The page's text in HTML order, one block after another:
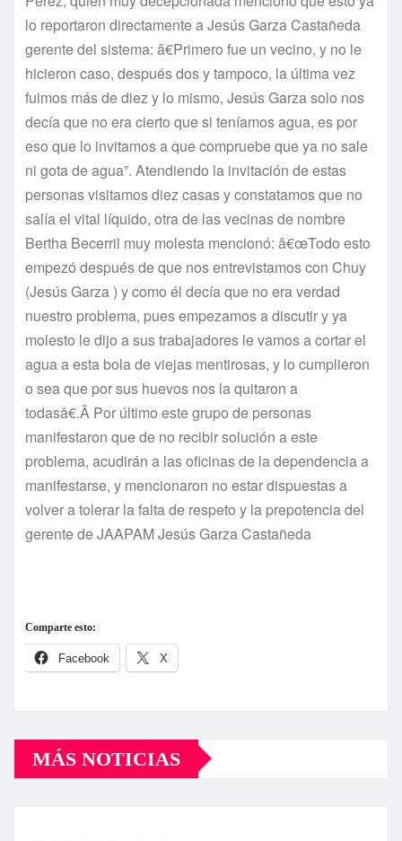
lo reportaron directamente a Jesús Garza Castañeda
gerente del sistema: â€Primero fue un vecino, y no le
hicieron caso, después dos y tampoco, la última vez
fuimos más de diez y lo mismo, Jesús Garza solo nos
decí­a que no era cierto que si tení­amos agua, es por
eso que lo invitamos a que compruebe que ya no sale
ni gota de agua”. Atendiendo la invitación de estas
personas visitamos diez casas y constatamos que no
salí­a el vital lí­quido, otra de las vecinas de nombre
Bertha Becerril muy molesta mencionó: â€œTodo esto
empezó después de que nos entrevistamos con Chuy
(Jesús Garza ) y como él decí­a que no era verdad
nuestro problema, pues empezamos a discutir y ya
molesto le dijo a sus trabajadores le vamos a cortar el
agua a esta bola de viejas mentirosas, y lo cumplieron
o sea que por sus huevos nos la quitaron a
todasâ€.Â Por último este grupo de personas
manifestaron que de no recibir solución a este
problema, acudirán a las oficinas de la dependencia a
manifestarse, y mencionaron no estar dispuestas a
volver a tolerar la falta de respeto y la prepotencia del
gerente de JAAPAM Jesús Garza Castañeda
Comparte esto:
Facebook X
MÁS NOTICIAS